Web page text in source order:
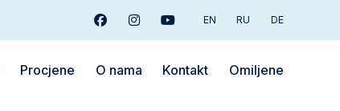
FacebookInstagramYoutubeEN RU DE
Procjene O nama Kontakt Omiljene